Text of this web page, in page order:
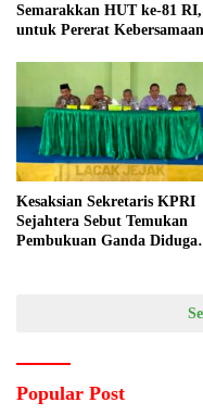
Semarakkan HUT ke-81
untuk Pererat
Kesaksian Sekretaris KPRI
Sejahtera Sebut Temukan
Pembukuan Ganda Diduga
Popular Post